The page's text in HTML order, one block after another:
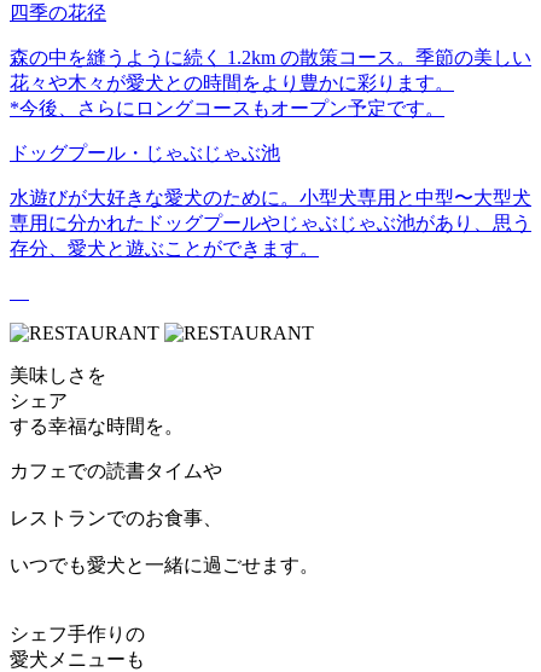
四季の花径
森の中を縫うように続く 1.2km の散策コース。季節の美しい
花々や木々が愛犬との時間をより豊かに彩ります。
*今後、さらにロングコースもオープン予定です。
ドッグプール・じゃぶじゃぶ池
水遊びが大好きな愛犬のために。小型犬専用と中型〜大型犬
専用に分かれたドッグプールやじゃぶじゃぶ池があり、思う
存分、愛犬と遊ぶことができます。
美味しさを
シェア
する幸福な時間を。
カフェでの読書タイムや
レストランでのお食事、
いつでも愛犬と一緒に過ごせます。
シェフ手作りの
愛犬メニューも